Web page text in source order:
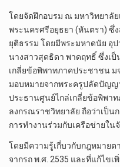
โดยจัดฝึกอบรม ณ มหาวิทยาลั
พระนครศรีอยุธยา (หันตรา) ซึ่
ยุติธรรม โดยมีพระมหาดนัย อุ
นางสาวสุดธิดา พาดฤทธิ์ ซึ่งเ
เกลี่ยข้อพิพาทภาคประชาชน ม
มอบหมายจากพระครูปลัดปัญญ
ประธานศูนย์ไกล่เกลี่ยข้อพิพา
ลงกรณราชวิทยาลัย ถือว่าเป็
การทำงานร่วมกับเครือข่ายใน
โดยมีความรู้เกี่บวกับกฎหมาย
จากรถ พ.ศ. 2535 และที่แก้ไข